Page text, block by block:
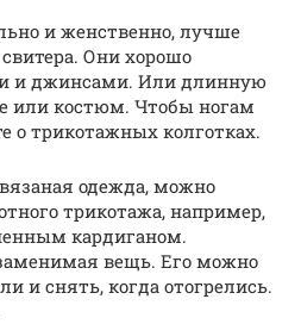
и женственно, лучше
Они хорошо
и джинсами. Или длинную
или костюм. Чтобы ногам
о трикотажных колготках.
одежда, можно
трикотажа, например,
кардиганом.
вещь. Его можно
и снять, когда отогрелись.